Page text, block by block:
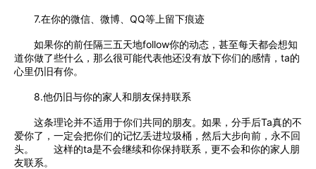
7.在你的微信、微博、QQ等上留下痕迹
如果你的前任隔三五天地follow你的动态，甚至每天都会想知
道你做了些什么，那么很可能代表他还没有放下你们的感情，ta的
心里仍旧有你。
8.他仍旧与你的家人和朋友保持联系
这条理论并不适用于你们共同的朋友。如果，分手后Ta真的不
爱你了，一定会把你们的记忆丢进垃圾桶，然后大步向前，永不回
头。 这样的ta是不会继续和你保持联系，更不会和你的家人朋
友联系。